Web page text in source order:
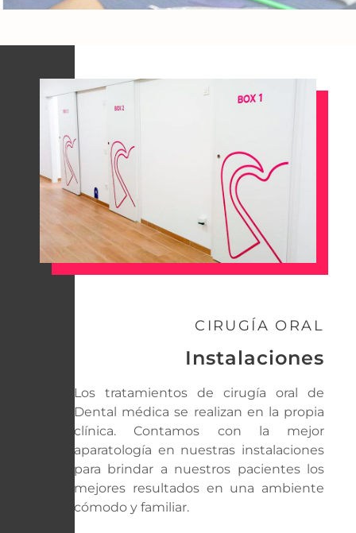
CIRUGÍA ORAL
Instalaciones
Los tratamientos de cirugía oral de
Dental médica se realizan en la propia
clínica. Contamos con la mejor
aparatología en nuestras instalaciones
para brindar a nuestros pacientes los
mejores resultados en una ambiente
cómodo y familiar.